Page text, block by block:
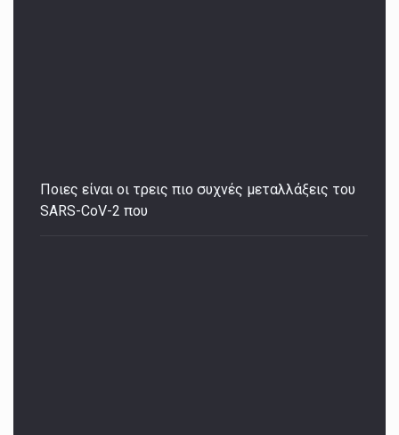
Ποιες είναι οι τρεις πιο συχνές μεταλλάξεις του
SARS-CoV-2 που